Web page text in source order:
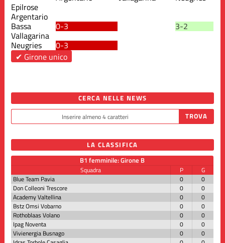
Epilrose
Argentario
Bassa
Vallagarina
0-3
3-2
Neugries
0-3
✔ Girone unico
CERCA NELLE NEWS
LA CLASSIFICA
B1 femminile: Girone B
Squadra P
G
Blue Team Pavia
0
0
Don Colleoni Trescore
0
0
Academy Valtellina
0
0
Bstz Omsi Vobarno
0
0
Rothoblaas Volano
0
0
Ipag Noventa
0
0
Vivienergia Busnago
0
0